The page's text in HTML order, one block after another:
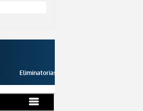
Eliminatorias 2026